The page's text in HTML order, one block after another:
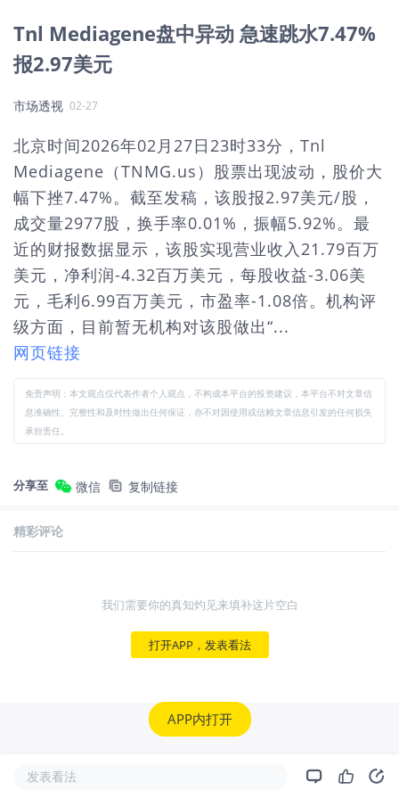
Tnl Mediagene盘中异动 急速跳水7.47%
报2.97美元
市场透视 02-27
北京时间2026年02月27日23时33分，Tnl
Mediagene（TNMG.us）股票出现波动，股价大
幅下挫7.47%。截至发稿，该股报2.97美元/股，
成交量2977股，换手率0.01%，振幅5.92%。最
近的财报数据显示，该股实现营业收入21.79百万
美元，净利润-4.32百万美元，每股收益-3.06美
元，毛利6.99百万美元，市盈率-1.08倍。机构评
级方面，目前暂无机构对该股做出“...
网页链接
免责声明：本文观点仅代表作者个人观点，不构成本平台的投资建议，本平台不对文章信
息准确性、完整性和及时性做出任何保证，亦不对因使用或信赖文章信息引发的任何损失
承担责任。
分享至 微信 复制链接
精彩评论
我们需要你的真知灼见来填补这片空白
打开APP，发表看法
APP内打开
发表看法